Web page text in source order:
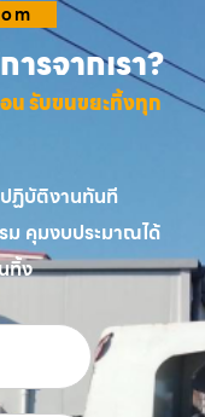
รจากเรา?
น รับขนขยะทิ้งทุก
ฏิบัติงานทันที
ม คุมงบประมาณได้
ทิ้ง